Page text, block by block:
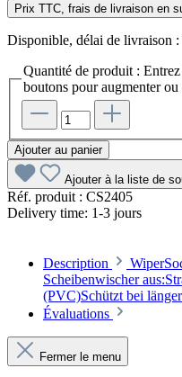
Prix TTC, frais de livraison en
Disponible, délai de livraison
Quantité de produit :
boutons pour augmenter
Ajouter au panier
Ajouter à la liste de
Réf. produit : CS2405
Delivery time: 1-3 jours
Description
Scheibenwischer
(PVC)Schützt bei
Évaluations
Fermer le menu